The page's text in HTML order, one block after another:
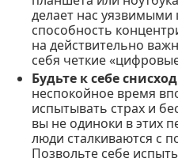
делает нас уязвимыми
способность
на действительно
себя четкие
Будьте к себе
неспокойное время
испытывать страх и
вы не одиноки в этих
люди сталкиваются с
Позвольте себе